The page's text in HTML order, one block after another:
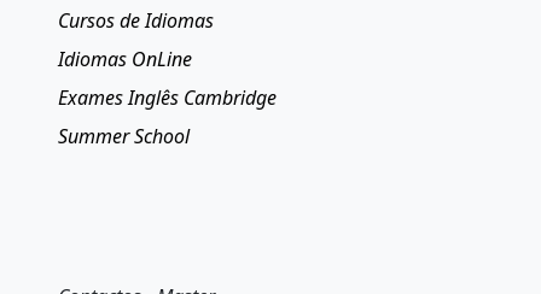
Cursos de Idiomas
Idiomas OnLine
Exames Inglês Cambridge
Summer School